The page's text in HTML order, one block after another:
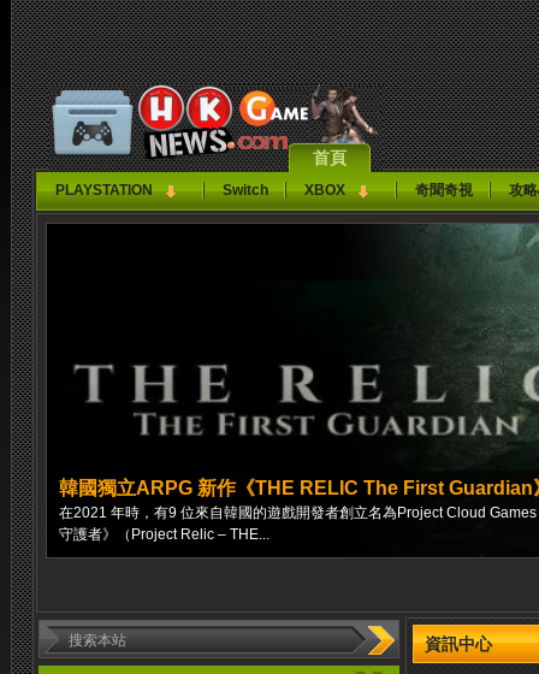
首頁
PLAYSTATION Switch XBOX 奇聞奇視 攻
韓國獨立ARPG 新作《THE RELIC The First Guardian
在2021 年時，有9 位來自韓國的遊戲開發者創立名為Project Cloud
守護者》（Project Relic – THE...
資訊中心